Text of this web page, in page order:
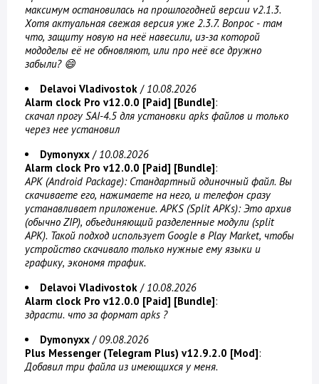
максимум остановилась на прошлогодней версии v2.1.3.
Хотя актуальная свежая версия уже 2.3.7. Вопрос - там
что, защиту новую на неё навесили, из-за которой
мододелы её не обновляют, или про неё все дружно
забыли? 😄
Delavoi Vladivostok / 10.08.2026
Alarm clock Pro v12.0.0 [Paid] [Bundle]:
скачал прогу SAI-4.5 для установки apks файлов и только
через нее установил
Dymonyxx / 10.08.2026
Alarm clock Pro v12.0.0 [Paid] [Bundle]:
APK (Android Package): Стандартный одиночный файл. Вы
скачиваете его, нажимаете на него, и телефон сразу
устанавливает приложение. APKS (Split APKs): Это архив
(обычно ZIP), объединяющий разделенные модули (split
APK). Такой подход использует Google в Play Market, чтобы
устройство скачивало только нужные ему языки и
графику, экономя трафик.
Delavoi Vladivostok / 10.08.2026
Alarm clock Pro v12.0.0 [Paid] [Bundle]:
здрасти. что за формат apks ?
Dymonyxx /09.08.2026
Plus Messenger (Telegram Plus) v12.9.2.0 [Mod]:
Добавил три файла из имеющихся у меня.